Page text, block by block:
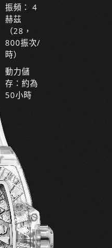
振頻： 4
赫茲
（28，
800振次/
時）
動力儲
存：約為
50小時